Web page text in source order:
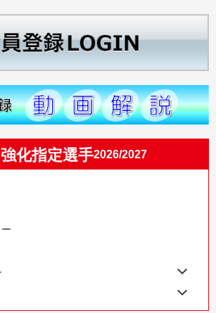
化指定選手2026/2027